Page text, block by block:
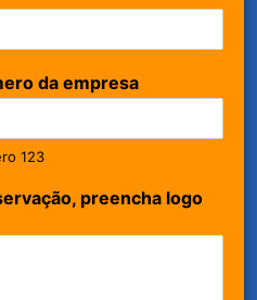
da empresa
123
preencha logo